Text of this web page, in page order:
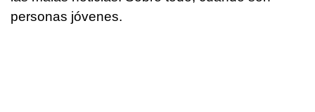
personas jóvenes.